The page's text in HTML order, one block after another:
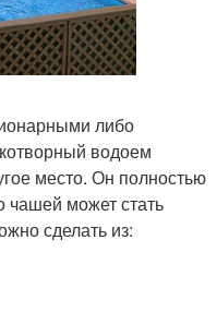
либо
водоем
место. Он полностью
чашей может стать
сделать из: